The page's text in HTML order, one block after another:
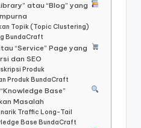
atau “Blog” yang
Topik (Topic Clustering)
BundaCraft
“Service” Page yang
dan SEO
Produk
Produk BundaCraft
Base”
Masalah
Traffic Long-Tail
Base BundaCraft